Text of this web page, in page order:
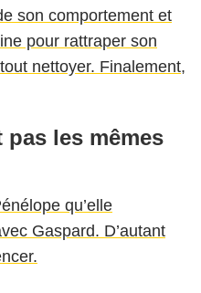
son comportement et
pour rattraper son
nettoyer. Finalement,
pas les mêmes
qu’elle
Gaspard. D’autant